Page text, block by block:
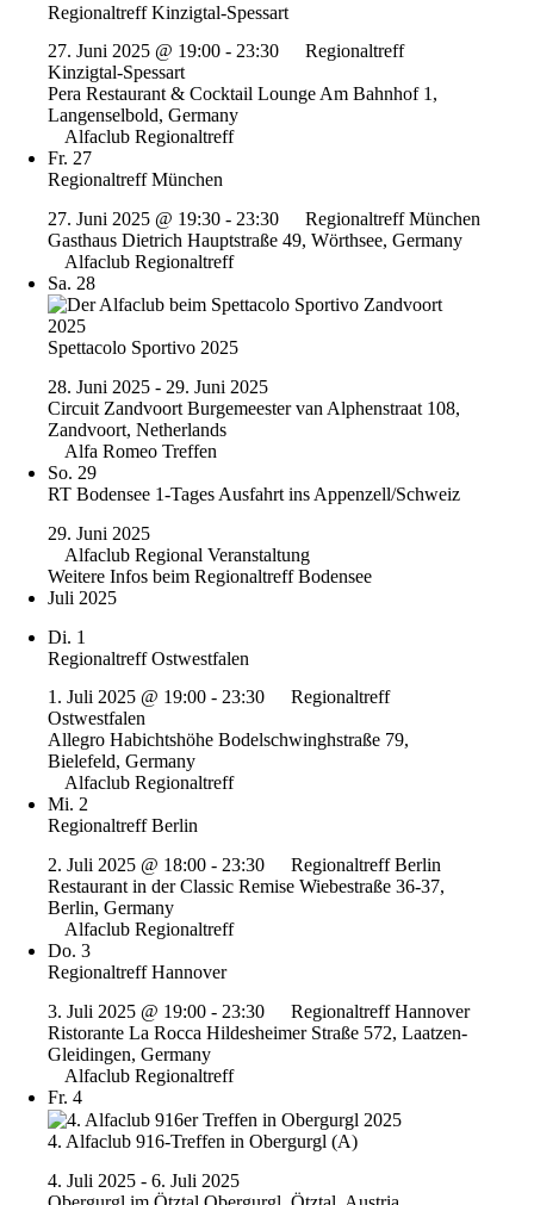
Regionaltreff Kinzigtal-Spessart
27. Juni 2025 @ 19:00 - 23:30
Regionaltreff
Kinzigtal-Spessart
Pera Restaurant & Cocktail LoungeAm Bahnhof 1,
Langenselbold, Germany
Alfaclub Regionaltreff
Fr. 27
Regionaltreff München
27. Juni 2025 @ 19:30 - 23:30
Regionaltreff München
Gasthaus Dietrich Hauptstraße 49, Wörthsee, Germany
Alfaclub Regionaltreff
Sa. 28
Spettacolo Sportivo 2025
28. Juni 2025 - 29. Juni 2025
Circuit Zandvoort Burgemeester van Alphenstraat 108,
Zandvoort, Netherlands
Alfa Romeo Treffen
So. 29
RT Bodensee 1-Tages Ausfahrt ins Appenzell/Schweiz
29. Juni 2025
Alfaclub Regional Veranstaltung
Weitere Infos beim Regionaltreff Bodensee
Juli 2025
Di. 1
Regionaltreff Ostwestfalen
1. Juli 2025 @ 19:00 - 23:30
Regionaltreff
Ostwestfalen
Allegro Habichtshöhe Bodelschwinghstraße 79,
Bielefeld, Germany
Alfaclub Regionaltreff
Mi. 2
Regionaltreff Berlin
2. Juli 2025 @ 18:00 - 23:30
Regionaltreff Berlin
Restaurant in der Classic Remise Wiebestraße 36-37,
Berlin, Germany
Alfaclub Regionaltreff
Do. 3
Regionaltreff Hannover
3. Juli 2025 @ 19:00 - 23:30
Regionaltreff Hannover
Ristorante La Rocca Hildesheimer Straße 572, Laatzen-
Gleidingen, Germany
Alfaclub Regionaltreff
Fr. 4
4. Alfaclub 916-Treffen in Obergurgl (A)
4. Juli 2025 - 6. Juli 2025